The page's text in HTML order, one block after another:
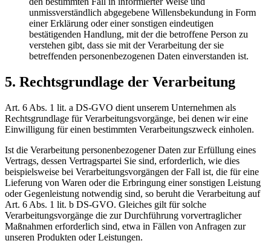
unmissverständlich abgegebene Willensbekundung in Form
einer Erklärung oder einer sonstigen eindeutigen
bestätigenden Handlung, mit der die betroffene Person zu
verstehen gibt, dass sie mit der Verarbeitung der sie
betreffenden personenbezogenen Daten einverstanden ist.
5. Rechtsgrundlage der Verarbeitung
Art. 6 Abs. 1 lit. a DS-GVO dient unserem Unternehmen als
Rechtsgrundlage für Verarbeitungsvorgänge, bei denen wir eine
Einwilligung für einen bestimmten Verarbeitungszweck einholen.
Ist die Verarbeitung personenbezogener Daten zur Erfüllung eines
Vertrags, dessen Vertragspartei Sie sind, erforderlich, wie dies
beispielsweise bei Verarbeitungsvorgängen der Fall ist, die für eine
Lieferung von Waren oder die Erbringung einer sonstigen Leistung
oder Gegenleistung notwendig sind, so beruht die Verarbeitung auf
Art. 6 Abs. 1 lit. b DS-GVO. Gleiches gilt für solche
Verarbeitungsvorgänge die zur Durchführung vorvertraglicher
Maßnahmen erforderlich sind, etwa in Fällen von Anfragen zur
unseren Produkten oder Leistungen.